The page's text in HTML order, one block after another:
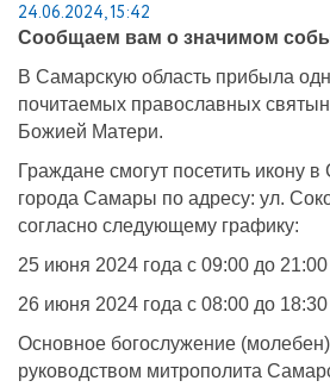
24.06.2024, 15:42
Сообщаем вам о значимом
В Самарскую область прибыла
почитаемых православных
Божией Матери.
Граждане смогут посетить икону
города Самары по адресу: ул.
согласно следующему графику:
25 июня 2024 года с 09:00 до 21:00
26 июня 2024 года с 08:00 до 18:30
Основное богослужение
руководством митрополита